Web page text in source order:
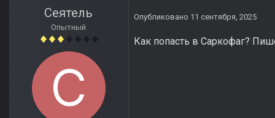
Сеятель
Опытный
Опубликовано 11 сентября, 2025
Как попасть в Саркофаг?